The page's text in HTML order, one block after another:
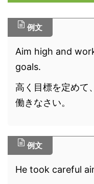
例文
Aim high and
goals.
高く目標を定めて
働きなさい。
例文
He took careful